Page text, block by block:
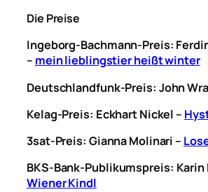
Die Preise
Ingeborg-Bachmann-Preis:
– mein lieblingstier heißt winter
Deutschlandfunk-Preis: John
Kelag-Preis: Eckhart Nickel –
3sat-Preis: Gianna Molinari –
BKS-Bank-Publikumspreis: Karin
Wiener Kindl